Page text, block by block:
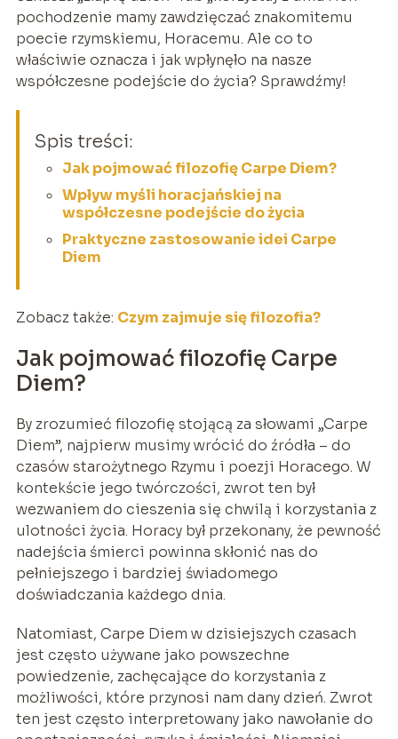
pochodzenie mamy zawdzięczać znakomitemu
poecie rzymskiemu, Horacemu. Ale co to
właściwie oznacza i jak wpłynęło na nasze
współczesne podejście do życia? Sprawdźmy!
Spis treści:
Jak pojmować filozofię Carpe Diem?
Wpływ myśli horacjańskiej na
współczesne podejście do życia
Praktyczne zastosowanie idei Carpe
Diem
Zobacz także: Czym zajmuje się filozofia?
Jak pojmować filozofię Carpe
Diem?
By zrozumieć filozofię stojącą za słowami „Carpe
Diem”, najpierw musimy wrócić do źródła – do
czasów starożytnego Rzymu i poezji Horacego. W
kontekście jego twórczości, zwrot ten był
wezwaniem do cieszenia się chwilą i korzystania z
ulotności życia. Horacy był przekonany, że pewność
nadejścia śmierci powinna skłonić nas do
pełniejszego i bardziej świadomego
doświadczania każdego dnia.
Natomiast, Carpe Diem w dzisiejszych czasach
jest często używane jako powszechne
powiedzenie, zachęcające do korzystania z
możliwości, które przynosi nam dany dzień. Zwrot
ten jest często interpretowany jako nawołanie do